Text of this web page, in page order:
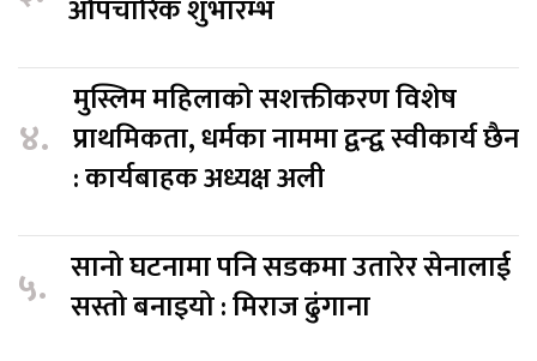
औपचारिक शुभारम्भ
४.
मुस्लिम महिलाको सशक्तीकरण विशेष
प्राथमिकता, धर्मका नाममा द्वन्द्व स्वीकार्य छैन
: कार्यबाहक अध्यक्ष अली
५. सानो घटनामा पनि सडकमा उतारेर सेनालाई
सस्तो बनाइयो : मिराज ढुंगाना